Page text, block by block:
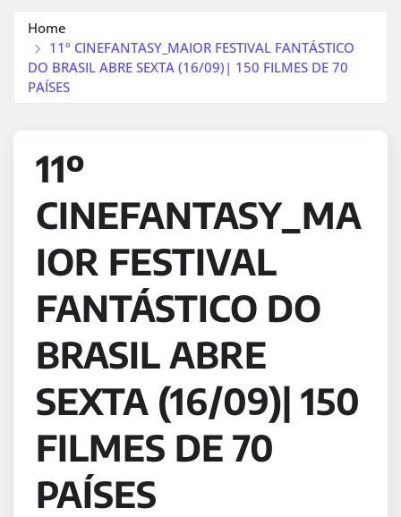
Home
11º CINEFANTASY_MAIOR FESTIVAL FANTÁSTICO
DO BRASIL ABRE SEXTA (16/09)| 150 FILMES DE 70
PAÍSES
11º
CINEFANTASY_MA
IOR FESTIVAL
FANTÁSTICO DO
BRASIL ABRE
SEXTA (16/09)| 150
FILMES DE 70
PAÍSES